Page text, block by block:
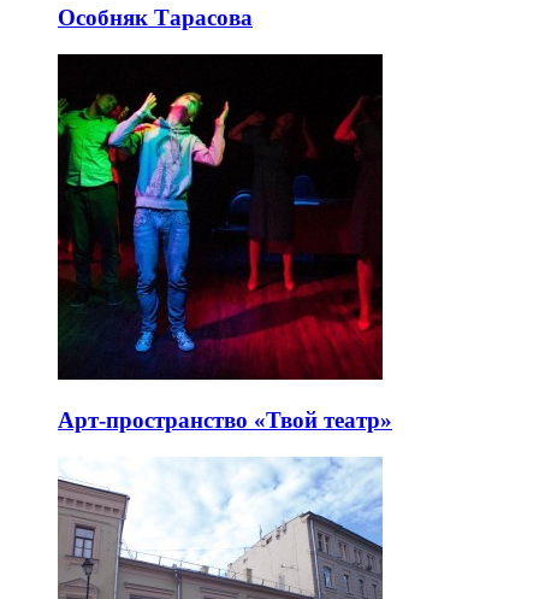
Особняк Тарасова
Арт-пространство «Твой театр»